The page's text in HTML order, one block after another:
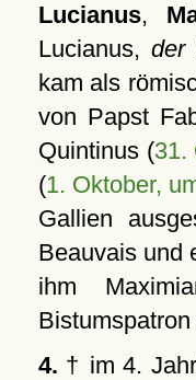
Lucianus,
Lucianus, der
kam als
von Papst
Quintinus (31.
(1. Oktober,
Gallien
Beauvais und
ihm
4. † im 4.